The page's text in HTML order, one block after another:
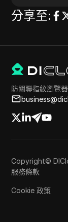
分享至:
防關聯指紋瀏覽
Copyright©
服務條款
Cookie 政策